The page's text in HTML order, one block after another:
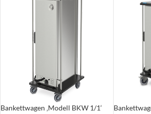
Bankettwagen ‚Modell BKW 1/1‘